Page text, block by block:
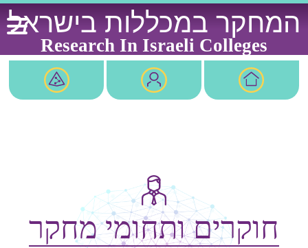
Skip
המחקר במכללות בישראל
Research In Israeli Colleges
חוקרים ותחומי מחקר